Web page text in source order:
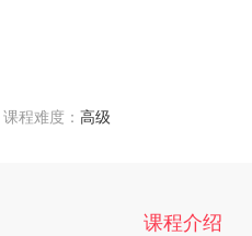
课程难度： 高级
课程介绍